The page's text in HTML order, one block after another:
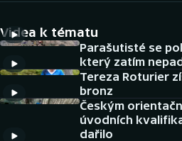
Cyklistika
DALŠÍ SPORTY
Americký fotbal
NEPŘEHLÉDNĚTE
Videa k tématu
Parašutisté se
který zatím
Tereza Roturier
bronz
Českým
úvodních
dařilo